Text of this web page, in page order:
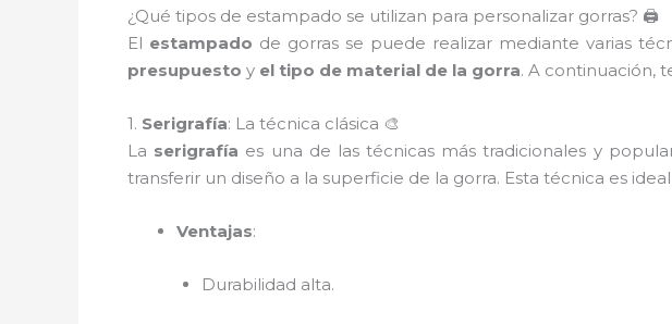
¿Qué tipos de estampado se utilizan para personalizar gorras? 🖨️
El estampado de gorras se puede realizar mediante varias
presupuesto y el tipo de material de la gorra. A continuación,
1. Serigrafía: La técnica clásica 🎨
La serigrafía es una de las técnicas más tradicionales y
transferir un diseño a la superficie de la gorra. Esta técnica es
Ventajas:
Durabilidad alta.